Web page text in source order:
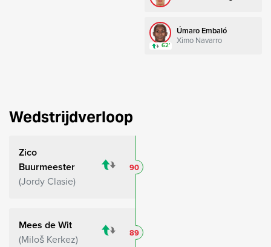
Úmaro Embaló
Ximo Navarro
62’
Wedstrijdverloop
Zico
Buurmeester
Jordy Clasie
90
Mees de Wit
Miloš Kerkez
89